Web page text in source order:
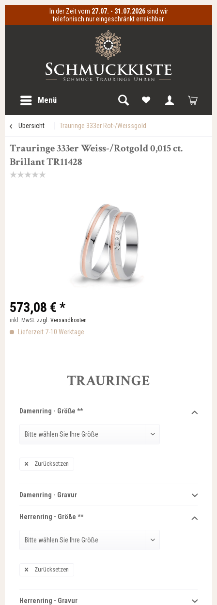
In der Zeit vom 27.07. - 31.07.2026 sind wir
telefonisch nur eingeschränkt erreichbar.
Menü
Übersicht Trauringe 333er Rot-/Weissgold
Trauringe 333er Weiss-/Rotgold 0,015 ct.
Brillant TR11428
573,08 € *
inkl. MwSt. zzgl. Versandkosten
Lieferzeit 7-10 Werktage
TRAURINGE
Damenring - Größe **
Zurücksetzen
Damenring - Gravur
Herrenring - Größe **
Zurücksetzen
Herrenring - Gravur